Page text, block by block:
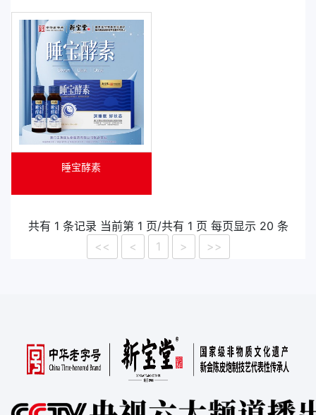
睡宝酵素
共有 1 条记录 当前第 1 页/共有 1 页 每页显示 20 条
<<
< 1 > >>